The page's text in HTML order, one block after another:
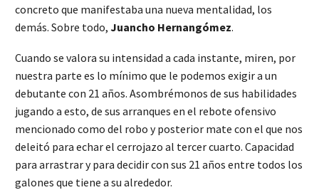
concreto que manifestaba una nueva mentalidad, los
demás. Sobre todo, Juancho Hernangómez.
Cuando se valora su intensidad a cada instante, miren, por
nuestra parte es lo mínimo que le podemos exigir a un
debutante con 21 años. Asombrémonos de sus habilidades
jugando a esto, de sus arranques en el rebote ofensivo
mencionado como del robo y posterior mate con el que nos
deleitó para echar el cerrojazo al tercer cuarto. Capacidad
para arrastrar y para decidir con sus 21 años entre todos los
galones que tiene a su alrededor.